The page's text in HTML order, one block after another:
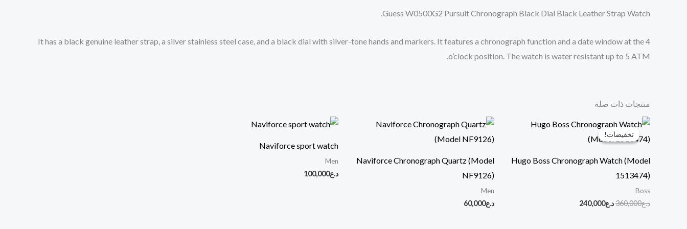
Guess W0500G2 Pursuit Chronograph Black Dial Black Leather Strap Watch.
It has a black genuine leather strap, a silver stainless steel case, and a black dial with silver-tone hands and markers. It features a chronograph function and a date window at the 4
o’clock position. The watch is water resistant up to 5 ATM.
منتجات ذات صلة
تخفيضات!
تخفيضات!
Hugo Boss Chronograph Watch (Model
1513474)
Boss
د.ع360,000
السعر
الأصلي
هو:
د.ع240,000
السعر
الحالي
Naviforce Chronograph Quartz (Model
NF9126)
Men
د.ع60,000
Naviforce sport watch
Men
د.ع100,000